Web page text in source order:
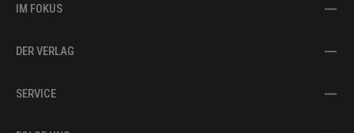
IM FOKUS
DER VERLAG
SERVICE